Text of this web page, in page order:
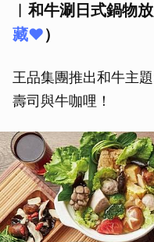
︱和牛涮日式鍋物
藏❤️）
王品集團推出和牛主
壽司與牛咖哩！